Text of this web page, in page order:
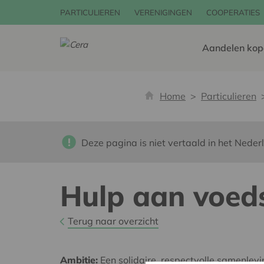
PARTICULIEREN VERENIGINGEN COOPERATIES
Aandelen
Home Particulieren
Deze pagina is niet vertaald in het
Hulp aan
Terug naar overzicht
Ambitie: Een solidaire, respectvolle